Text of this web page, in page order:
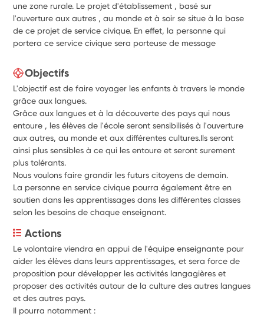
une zone rurale. Le projet d'établissement , basé sur
l'ouverture aux autres , au monde et à soir se situe à la base
de ce projet de service civique. En effet, la personne qui
portera ce service civique sera porteuse de message
Objectifs
L'objectif est de faire voyager les enfants à travers le monde
grâce aux langues.
Grâce aux langues et à la découverte des pays qui nous
entoure , les élèves de l'école seront sensibilisés à l'ouverture
aux autres, au monde et aux différentes cultures.Ils seront
ainsi plus sensibles à ce qui les entoure et seront surement
plus tolérants.
Nous voulons faire grandir les futurs citoyens de demain.
La personne en service civique pourra également être en
soutien dans les apprentissages dans les différentes classes
selon les besoins de chaque enseignant.
Actions
Le volontaire viendra en appui de l'équipe enseignante pour
aider les élèves dans leurs apprentissages, et sera force de
proposition pour développer les activités langagières et
proposer des activités autour de la culture des autres langues
et des autres pays.
Il pourra notamment :